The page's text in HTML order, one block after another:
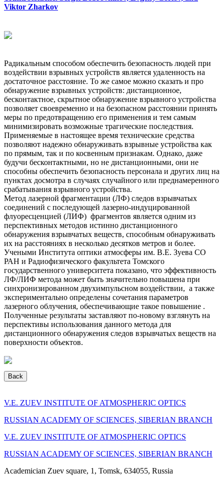
Viktor Zharkov
Радикальным способом обеспечить безопасность людей при
воздействии взрывных устройств является удаленность на
достаточное расстояние. То же самое можно сказать и про
обнаружение взрывных устройств: дистанционное,
бесконтактное, скрытное обнаружение взрывного устройства
позволяет своевременно и на безопасном расстоянии принять
меры по предотвращению его применения и тем самым
минимизировать возможные трагические последствия.
Применяемые в настоящее время технические средства
позволяют надежно обнаруживать взрывные устройства как
по прямым, так и по косвенным признакам. Однако, даже
будучи бесконтактными, но не дистанционными, они не
способны обеспечить безопасность персонала и других лиц на
пунктах досмотра в случаях случайного или преднамеренного
срабатывания взрывного устройства.
Метод лазерной фрагментации (ЛФ) следов взрывчатых
соединений с последующей лазерно-индуцированной
флуоресценцией (ЛИФ) фрагментов является одним из
перспективных методов истинно дистанционного
обнаружения взрывчатых веществ, способным обнаруживать
их на расстояниях в несколько десятков метров и более.
Учеными Института оптики атмосферы им. В.Е. Зуева СО
РАН и Радиофизического факультета Томского
государственного университета показано, что эффективность
ЛФ/ЛИФ метода может быть значительно повышена при
синхронизированном двухимпульсном воздействии, а также
экспериментально определены сочетания параметров
лазерного облучения, обеспечивающие такое повышение .
Полученные результаты заставляют по-новому взглянуть на
перспективы использования данного метода для
дистанционного обнаружения следов взрывчатых веществ на
поверхности объектов.
Back
V.E. ZUEV INSTITUTE OF ATMOSPHERIC OPTICS
RUSSIAN ACADEMY OF SCIENCES, SIBERIAN BRANCH
V.E. ZUEV INSTITUTE OF ATMOSPHERIC OPTICS
RUSSIAN ACADEMY OF SCIENCES, SIBERIAN BRANCH
Academician Zuev square, 1, Tomsk, 634055, Russia